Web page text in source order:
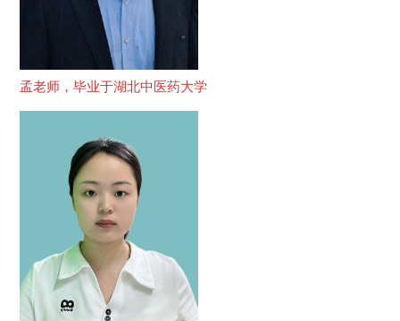
孟老师，毕业于湖北中医药大学